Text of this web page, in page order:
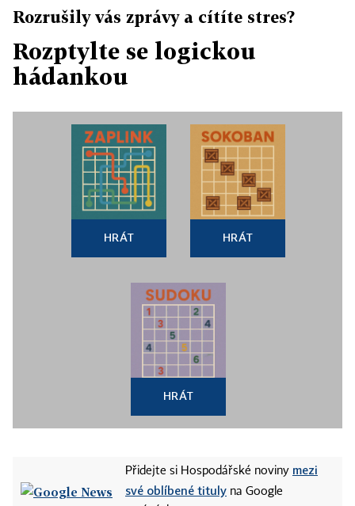
Rozrušily vás zprávy a cítíte stres?
Rozptylte se logickou
hádankou
HRÁT HRÁT
HRÁT
Přidejte si Hospodářské noviny mezi
své oblíbené tituly na Google